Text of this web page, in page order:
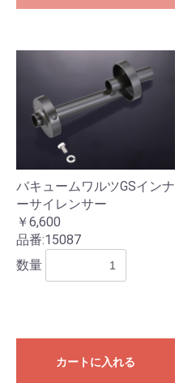
バキュームワルツGSインナ
ーサイレンサー
￥6,600
品番:15087
数量
カートに入れる